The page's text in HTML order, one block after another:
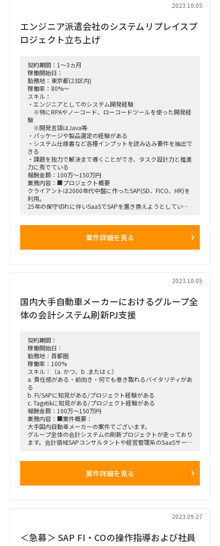
2023.10.05
エンジニア派遣会社のシステムリプレイスプ
ロジェクト立ち上げ
契約期間：1～3ヵ月
稼働開始日：
勤務地：東京都(23区内)
稼働率：80%～
スキル：
・エンジニアとしてのシステム開発経験
※特にRPAやノーコード、ローコードツールを使った開発経
験
※開発言語はJava等
・パッケージや製品選定の経験がある
・システム仕様書など各種インプットを読み込み要件を抽出で
きる
・課題を独力で解決まで導くことができ、タスク設計力と推進
力に秀でている
報酬金額：100万～150万円
業務内容：■プロジェクト概要
クライアントは2000年代中盤に作ったSAP(SD、FICO、HR)を
利用。
25年の保守切れに伴いSaaSでSAPを置き換えようとしていま
社員のキャリア情報マネジメントツール、研修管理ツール、
上野（週4オンサイト）
案件詳細を見る
2023.10.05
国内大手自動車メーカーにおけるグループ全
体の会計システム刷新PJ支援
契約期間：
稼働開始日：
勤務地：首都圏
稼働率：100%
スキル：（a. かつ、b .または c.）
a. 責任感がある・前向き・何でも巻き取れるバイタリティがあ
る
b. FI/SAPに知見がある/プロジェクト経験がある
c. Tagetikに知見がある/プロジェクト経験がある
報酬金額：100万～150万円
業務内容：■案件概要：
大手国内自動車メーカーの案件でございます。
グループ全体の会計システムの刷新プロジェクトが走っており
ます。会計領域SAPコンサルタントや経営管理系のSaaSサー
■勤務場所：ハイブリット出社 本厚木（週１以上）
案件詳細を見る
2023.09.27
＜急募＞ SAP FI・COの操作指導および社員